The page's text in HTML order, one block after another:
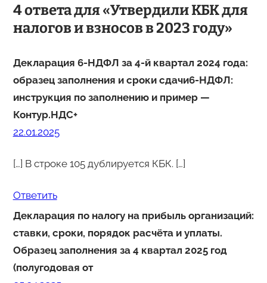
4 ответа для «Утвердили КБК для
налогов и взносов в 2023 году»
Декларация 6-НДФЛ за 4-й квартал 2024 года:
образец заполнения и сроки сдачи6-НДФЛ:
инструкция по заполнению и пример —
Контур.НДС+
22.01.2025
[…] В строке 105 дублируется КБК. […]
Ответить
Декларация по налогу на прибыль организаций:
ставки, сроки, порядок расчёта и уплаты.
Образец заполнения за 4 квартал 2025 год
(полугодовая от